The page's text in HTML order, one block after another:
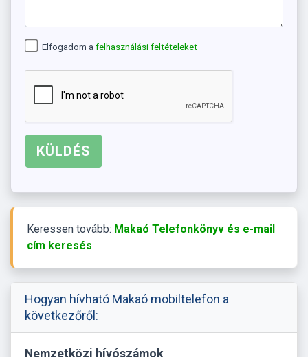
Elfogadom a felhasználási feltételeket
Keressen tovább: Makaó Telefonkönyv és e-mail
cím keresés
Hogyan hívható Makaó mobiltelefon a
következőről:
Nemzetközi hívószámok